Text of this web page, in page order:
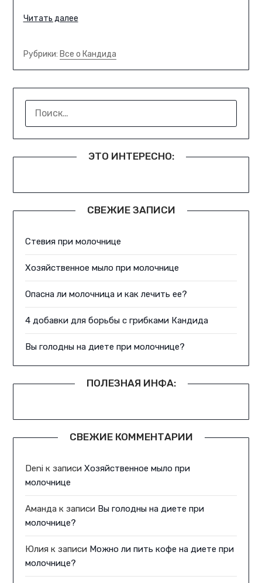
Читать далее
Рубрики: Все о Кандида
ЭТО ИНТЕРЕСНО:
СВЕЖИЕ ЗАПИСИ
Стевия при молочнице
Хозяйственное мыло при молочнице
Опасна ли молочница и как лечить ее?
4 добавки для борьбы с грибками Кандида
Вы голодны на диете при молочнице?
ПОЛЕЗНАЯ ИНФА:
СВЕЖИЕ КОММЕНТАРИИ
Deni к записиХозяйственное мыло при
молочнице
Аманда к записи Вы голодны на диете при
молочнице?
Юлия к записи Можно ли пить кофе на диете при
молочнице?